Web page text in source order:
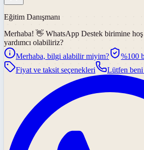
Eğitim Danışmanı
Merhaba! 👋 WhatsApp Destek birimine hoş
yardımcı olabiliriz?
Merhaba, bilgi alabilir miyim?
%100
Fiyat ve taksit seçenekleri
Lütfen beni